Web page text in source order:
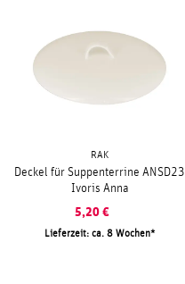
RAK
Deckel für Suppenterrine ANSD23
Ivoris Anna
5,20 €
Lieferzeit: ca. 8 Wochen